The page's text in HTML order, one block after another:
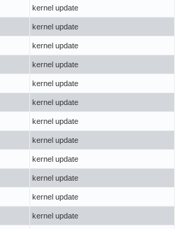
kernel update
kernel update
kernel update
kernel update
kernel update
kernel update
kernel update
kernel update
kernel update
kernel update
kernel update
kernel update